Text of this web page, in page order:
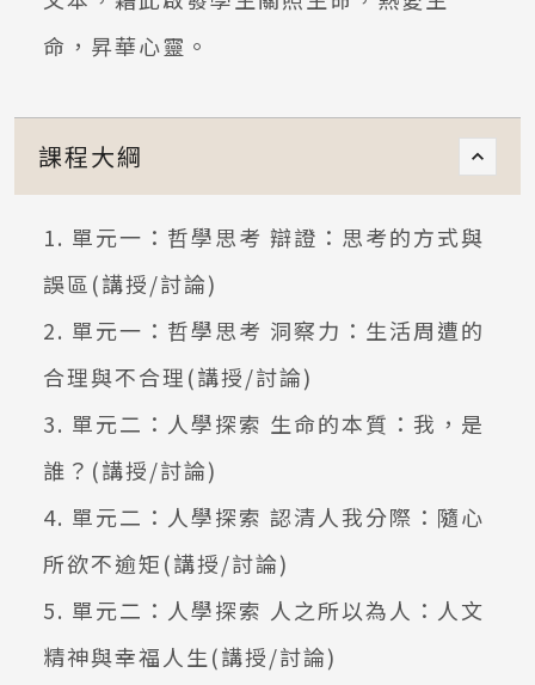
命，昇華心靈。
課程大綱
1. 單元一：哲學思考 辯證：思考的方式與
誤區(講授/討論)
2. 單元一：哲學思考 洞察力：生活周遭的
合理與不合理(講授/討論)
3. 單元二：人學探索 生命的本質：我，是
誰？(講授/討論)
4. 單元二：人學探索 認清人我分際：隨心
所欲不逾矩(講授/討論)
5. 單元二：人學探索 人之所以為人：人文
精神與幸福人生(講授/討論)